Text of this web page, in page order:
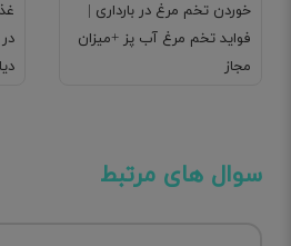
خوردن تخم مرغ در بارداری |
فواید تخم مرغ آب پز +میزان
مجاز
سوال های مرتبط